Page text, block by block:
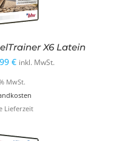
X6 Latein
€
€Aktueller
Preis
ist:
4,99 €.
inkl. MwSt.
MwSt.
Lieferzeit